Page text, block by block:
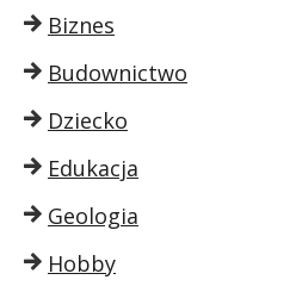
Biznes
Budownictwo
Dziecko
Edukacja
Geologia
Hobby